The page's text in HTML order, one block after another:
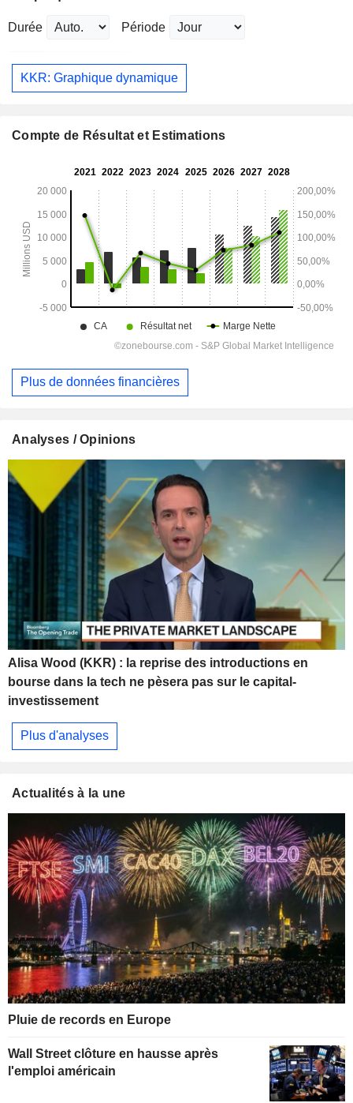
Durée Période
KKR: Graphique dynamique
Compte de Résultat et Estimations
Plus de données financières
Analyses / Opinions
Alisa Wood (KKR) : la reprise des introductions en
bourse dans la tech ne pèsera pas sur le capital-
investissement
Plus d'analyses
Actualités à la une
Pluie de records en Europe
Wall Street clôture en hausse après
l'emploi américain